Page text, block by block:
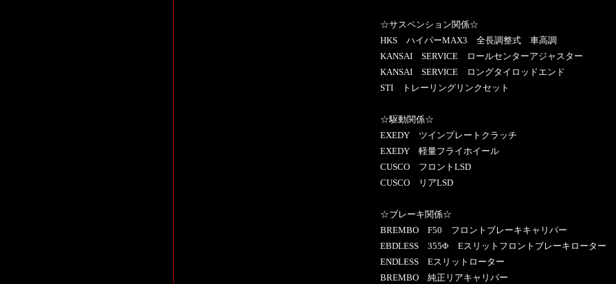
☆サスペンション関係☆
HKS ハイパーMAX3 全長調整式 車高調
KANSAI SERVICE ロールセンターアジャスター
KANSAI SERVICE ロングタイロッドエンド
STI トレーリングリンクセット
☆駆動関係☆
EXEDY ツインプレートクラッチ
EXEDY 軽量フライホイール
CUSCO フロントLSD
CUSCO リアLSD
☆ブレーキ関係☆
BREMBO F50 フロントブレーキキャリパー
EBDLESS 355Φ Eスリットフロントブレーキローター
ENDLESS Eスリットローター
BREMBO 純正リアキャリパー